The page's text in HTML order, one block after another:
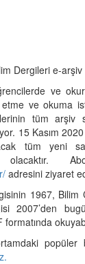
Dergileri e-arşiv
ve
ve okuma
tüm arşiv
15 Kasım
tüm yeni
adresini ziyaret
1967,
2007’den
formatında
popüler